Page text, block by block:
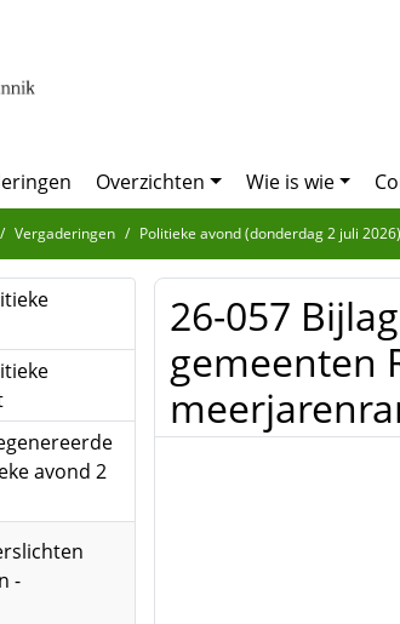
Overzichten Wie is wie
Vergaderingen Politieke avond (donderdag 2 juli 2026)
avond 2
-
26-057
gemeenten